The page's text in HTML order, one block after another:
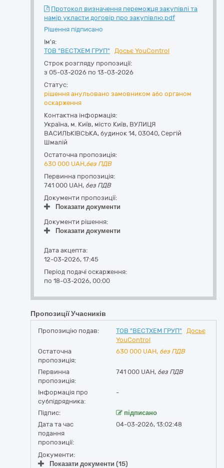
Протокол визначення переможця закупівлі та
намір укласти договір про закупівлю.pdf
Рішення підписано
Ім'я:
ТОВ "ВЕСТХЕМ ГРУП"
Досьє YouControl
Строк розгляду пропозиції:
з 05-03-2026 по 13-03-2026
Статус:
рішення анульовано замовником або органом
оскарження
Контактна інформація:
Україна, м. Київ, місто Київ, ВУЛИЦЯ
ВАСИЛЬКІВСЬКА, будинок 14, 03040, Сергій
Шмалій
Остаточна пропозиція:
630 000 UAH,без ПДВ
Первинна пропозиція:
741 000 UAH, без ПДВ
Документи пропозиції:
Показати документи
Документи рішення:
Показати документи
Дата акцепта:
12-03-2026, 17:45
Період подачі оскарження:
по 18-03-2026, 00:00
Пропозиції Учасників
Пропозицію подав: ТОВ "ВЕСТХЕМ ГРУП"
Досьє
YouControl
Остаточна
пропозиція:
630 000 UAH, без ПДВ
Первинна
пропозиція:
741 000 UAH, без ПДВ
Інформація про
субпідрядника:
-
Підпис:
підписано
Дата та час
подання
пропозиції:
04-03-2026, 13:02:48
Документи:
Показати документи (15)